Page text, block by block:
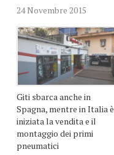
24 Novembre 2015
Giti sbarca anche in
Spagna, mentre in Italia è
iniziata la vendita e il
montaggio dei primi
pneumatici